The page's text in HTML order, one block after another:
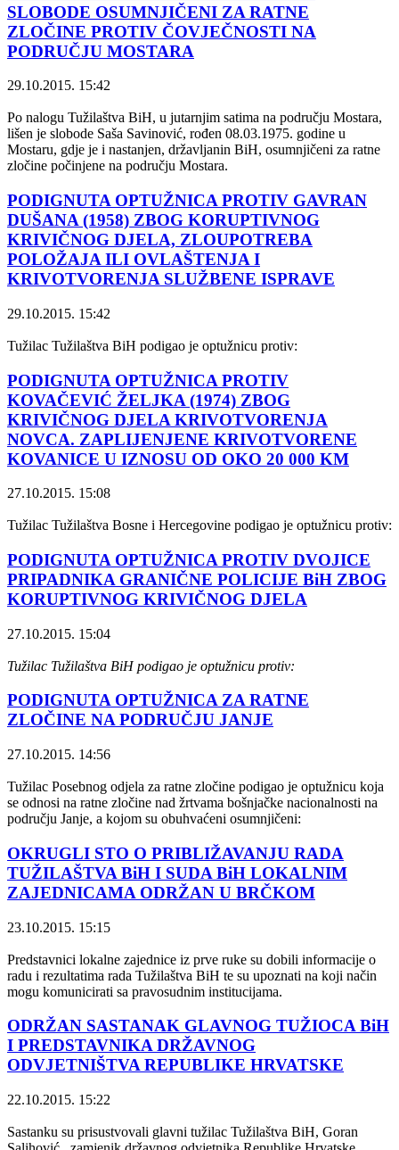
SLOBODE OSUMNJIČENI ZA RATNE
ZLOČINE PROTIV ČOVJEČNOSTI NA
PODRUČJU MOSTARA
29.10.2015. 15:42
Po nalogu Tužilaštva BiH, u jutarnjim satima na području Mostara,
lišen je slobode Saša Savinović, rođen 08.03.1975. godine u
Mostaru, gdje je i nastanjen, državljanin BiH, osumnjičeni za ratne
zločine počinjene na području Mostara.
PODIGNUTA OPTUŽNICA PROTIV GAVRAN
DUŠANA (1958) ZBOG KORUPTIVNOG
KRIVIČNOG DJELA, ZLOUPOTREBA
POLOŽAJA ILI OVLAŠTENJA I
KRIVOTVORENJA SLUŽBENE ISPRAVE
29.10.2015. 15:42
Tužilac Tužilaštva BiH podigao je optužnicu protiv:
PODIGNUTA OPTUŽNICA PROTIV
KOVAČEVIĆ ŽELJKA (1974) ZBOG
KRIVIČNOG DJELA KRIVOTVORENJA
NOVCA. ZAPLIJENJENE KRIVOTVORENE
KOVANICE U IZNOSU OD OKO 20 000 KM
27.10.2015. 15:08
Tužilac Tužilaštva Bosne i Hercegovine podigao je optužnicu protiv:
PODIGNUTA OPTUŽNICA PROTIV DVOJICE
PRIPADNIKA GRANIČNE POLICIJE BiH ZBOG
KORUPTIVNOG KRIVIČNOG DJELA
27.10.2015. 15:04
Tužilac Tužilaštva BiH podigao je optužnicu protiv:
PODIGNUTA OPTUŽNICA ZA RATNE
ZLOČINE NA PODRUČJU JANJE
27.10.2015. 14:56
Tužilac Posebnog odjela za ratne zločine podigao je optužnicu koja
se odnosi na ratne zločine nad žrtvama bošnjačke nacionalnosti na
području Janje, a kojom su obuhvaćeni osumnjičeni:
OKRUGLI STO O PRIBLIŽAVANJU RADA
TUŽILAŠTVA BiH I SUDA BiH LOKALNIM
ZAJEDNICAMA ODRŽAN U BRČKOM
23.10.2015. 15:15
Predstavnici lokalne zajednice iz prve ruke su dobili informacije o
radu i rezultatima rada Tužilaštva BiH te su upoznati na koji način
mogu komunicirati sa pravosudnim institucijama.
ODRŽAN SASTANAK GLAVNOG TUŽIOCA BiH
I PREDSTAVNIKA DRŽAVNOG
ODVJETNIŠTVA REPUBLIKE HRVATSKE
22.10.2015. 15:22
Sastanku su prisustvovali glavni tužilac Tužilaštva BiH, Goran